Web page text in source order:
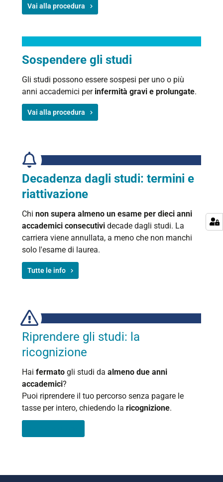
Vai alla procedura
Sospendere gli studi
Gli studi possono essere sospesi per uno o più
anni accademici perinfermità gravi e prolungate.
Vai alla procedura
Decadenza dagli studi: termini e
riattivazione
Chi non supera almeno un esame per dieci anni
accademici consecutivi decade dagli studi. La
carriera viene annullata, a meno che non manchi
solo l'esame di laurea.
Tutte le info
Riprendere gli studi: la
ricognizione
Hai fermato gli studi da almeno due anni
accademici?
Puoi riprendere il tuo percorso senza pagare le
tasse per intero, chiedendo la ricognizione.